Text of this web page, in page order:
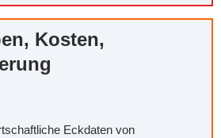
Kosten,
Eckdaten von